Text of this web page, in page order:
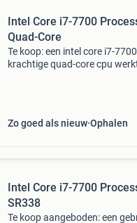
Intel Core i7-7700
Quad-Core
Te koop: een intel core i7-
krachtige quad-core cpu
Zo goed als nieuw Ophalen
Intel Core i7-7700
SR338
Te koop aangeboden: een